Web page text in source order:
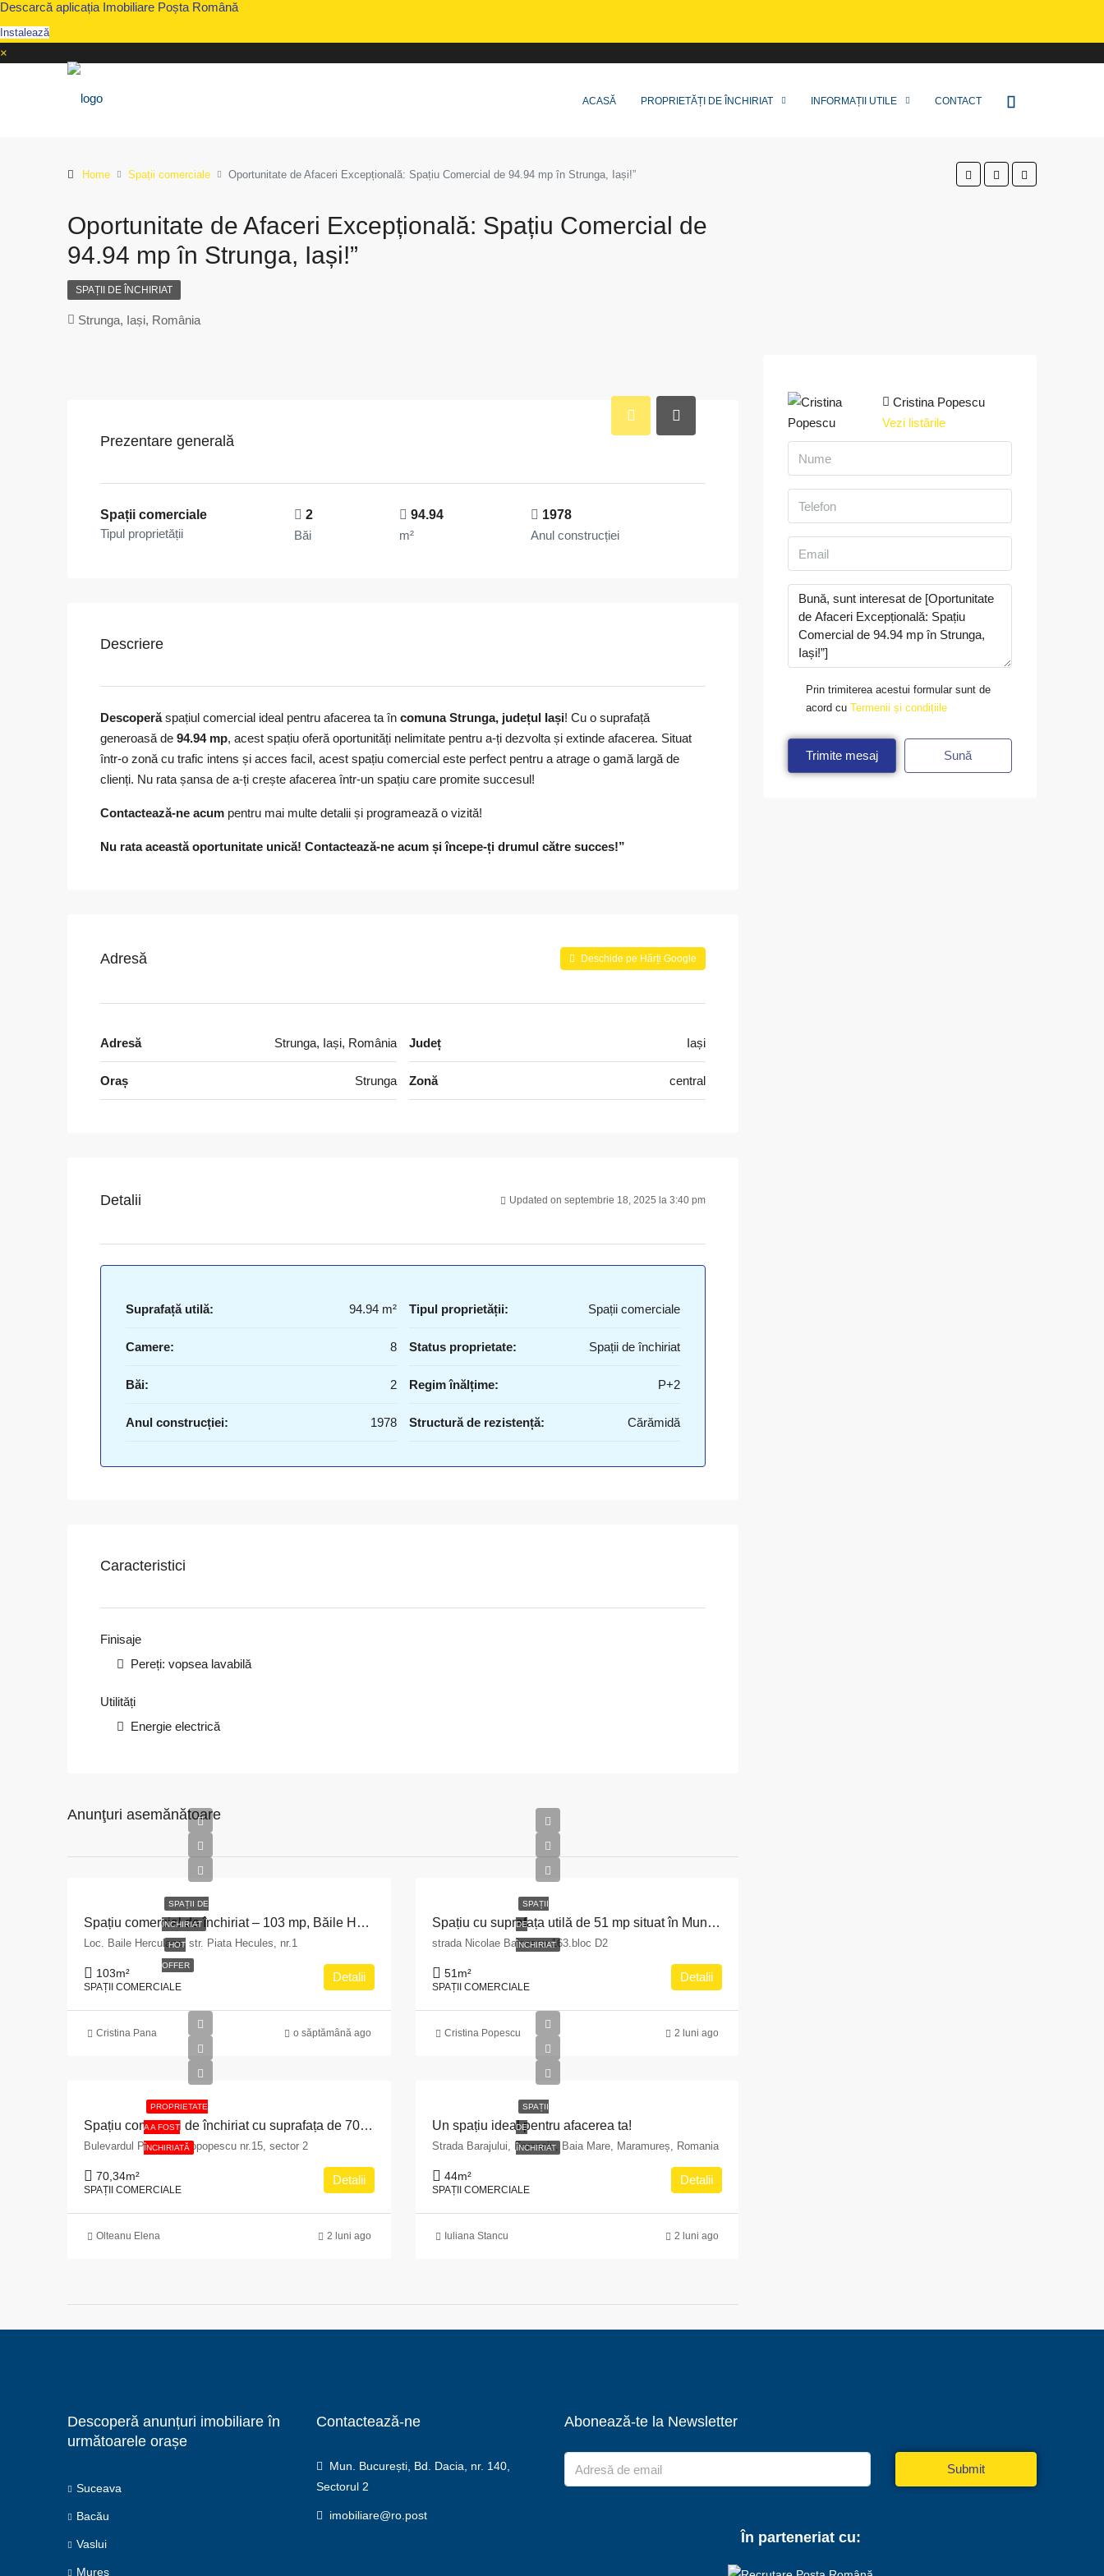
Descarcă aplicația Imobiliare Poșta Română
Instalează
×
ACASĂ PROPRIETĂȚI DE ÎNCHIRIAT INFORMAȚII UTILE CONTACT
Home Spații comerciale Oportunitate de Afaceri Excepțională: Spațiu Comercial de 94.94 mp în Strunga, Iași!”
Oportunitate de Afaceri Excepțională: Spațiu Comercial de
94.94 mp în Strunga, Iași!”
SPAȚII DE ÎNCHIRIAT
Strunga, Iași, România
Prezentare generală
Spații comerciale
Tipul proprietății
2
Băi
94.94
m²
1978
Anul construcției
Descriere
Descoperăspațiul comercial ideal pentru afacerea ta în comuna Strunga, județul Iași! Cu o suprafață
generoasă de 94.94 mp, acest spațiu oferă oportunități nelimitate pentru a-ți dezvolta și extinde afacerea. Situat
într-o zonă cu trafic intens și acces facil, acest spațiu comercial este perfect pentru a atrage o gamă largă de
clienți. Nu rata șansa de a-ți crește afacerea într-un spațiu care promite succesul!
Contactează-ne acum pentru mai multe detalii și programează o vizită!
Nu rata această oportunitate unică! Contactează-ne acum și începe-ți drumul către succes!”
Adresă Deschide pe Hărți Google
Adresă Strunga, Iași, România
Oraș Strunga
Județ Iași
Zonă central
Detalii Updated on septembrie 18, 2025 la 3:40 pm
Suprafață utilă: 94.94 m²
Camere: 8
Băi: 2
Anul construcției: 1978
Tipul proprietății: Spații comerciale
Status proprietate: Spații de închiriat
Regim înălțime: P+2
Structură de rezistență: Cărămidă
Caracteristici
Finisaje
Pereți: vopsea lavabilă
Utilități
Energie electrică
Anunţuri asemănătoare
SPAȚII DE
ÎNCHIRIAT
HOT
OFFER
Spațiu comercial de închiriat – 103 mp, Băile Herculane
Loc. Baile Herculane, str. Piata Hecules, nr.1
103m²
SPAȚII COMERCIALE
Detalii
Cristina Pana o săptămână ago
SPAȚII
DE
ÎNCHIRIAT
Spațiu cu suprafața utilă de 51 mp situat în Municipiul Pitești, str. Nicolae Bălcescu nr. 163, bloc D2, județul Argeș
strada Nicolae Balcescu 163.bloc D2
51 m²
SPAȚII COMERCIALE
Detalii
Cristina Popescu 2 luni ago
PROPRIETATE
A A FOST
ÎNCHIRIATĂ
Spațiu comercial de închiriat cu suprafața de 70,34 mp situat în Municipiul București, Bulevardul Pache Protopopescu, nr. 15, sector 2
Bulevardul Pache Protopopescu nr.15, sector 2
70,34m²
SPAȚII COMERCIALE
Detalii
Olteanu Elena 2 luni ago
SPAȚII
DE
ÎNCHIRIAT
Un spațiu ideal pentru afacerea ta!
Strada Barajului, Ferneziu, Baia Mare, Maramureș, Romania
44m²
SPAȚII COMERCIALE
Detalii
Iuliana Stancu 2 luni ago
Cristina Popescu
Vezi listările
Prin trimiterea acestui formular sunt de
acord cu Termenii și condițiile
Trimite mesaj Sună
Descoperă anunțuri imobiliare în
următoarele orașe
Suceava
Bacău
Vaslui
Mureș
Contactează-ne
Mun. București, Bd. Dacia, nr. 140,
Sectorul 2
imobiliare@ro.post
Abonează-te la Newsletter
Submit
În parteneriat cu: